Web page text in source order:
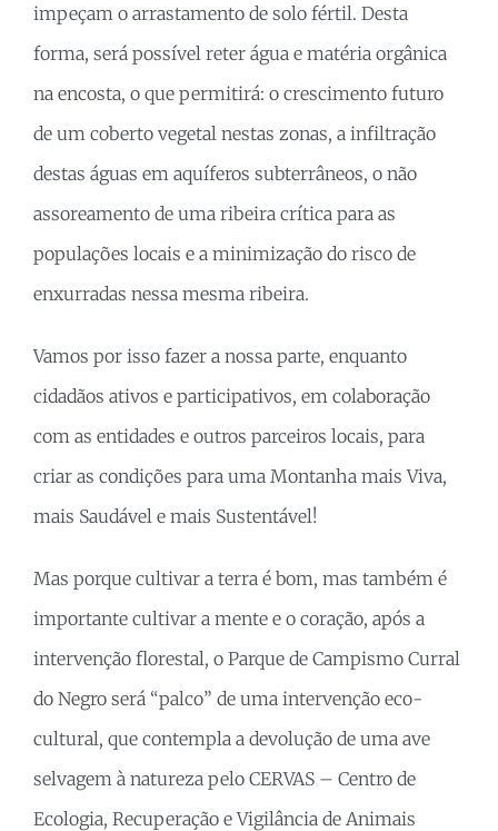
impeçam o arrastamento de solo fértil. Desta
forma, será possível reter água e matéria orgânica
na encosta, o que permitirá: o crescimento futuro
de um coberto vegetal nestas zonas, a infiltração
destas águas em aquíferos subterrâneos, o não
assoreamento de uma ribeira crítica para as
populações locais e a minimização do risco de
enxurradas nessa mesma ribeira.
Vamos por isso fazer a nossa parte, enquanto
cidadãos ativos e participativos, em colaboração
com as entidades e outros parceiros locais, para
criar as condições para uma Montanha mais Viva,
mais Saudável e mais Sustentável!
Mas porque cultivar a terra é bom, mas também é
importante cultivar a mente e o coração, após a
intervenção florestal, o Parque de Campismo Curral
do Negro será “palco” de uma intervenção eco-
cultural, que contempla a devolução de uma ave
selvagem à natureza pelo CERVAS – Centro de
Ecologia, Recuperação e Vigilância de Animais